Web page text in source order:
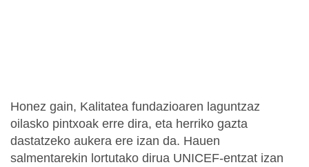
Honez gain, Kalitatea fundazioaren laguntzaz
oilasko pintxoak erre dira, eta herriko gazta
dastatzeko aukera ere izan da. Hauen
salmentarekin lortutako dirua UNICEF-entzat izan